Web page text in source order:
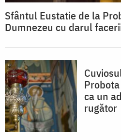
Sfântul Eustatie de la
Dumnezeu cu darul
ca un
rugător